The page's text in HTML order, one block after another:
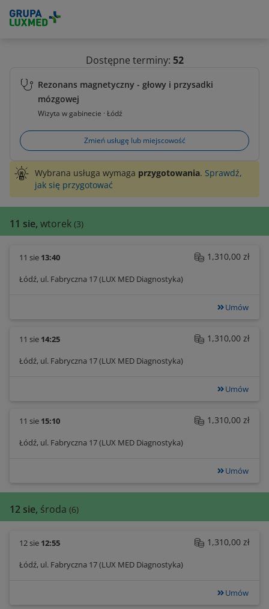
11 sie, wtorek (3)
11 sie 13:40
Łódź, ul. Fabryczna 17 (LUX MED Diagnostyka)
1,310,00 zł
Umów
11 sie 14:25
Łódź, ul. Fabryczna 17 (LUX MED Diagnostyka)
1,310,00 zł
Umów
11 sie 15:10
Łódź, ul. Fabryczna 17 (LUX MED Diagnostyka)
1,310,00 zł
Umów
12 sie, środa (6)
12 sie 12:55
Łódź, ul. Fabryczna 17 (LUX MED Diagnostyka)
1,310,00 zł
Umów
Dostępne terminy: 52
Rezonans magnetyczny - głowy i przysadki
mózgowej
Wizyta w gabinecie · Łódź
Zmień usługę lub miejscowość
Wybrana usługa wymaga przygotowania. Sprawdź,
jak się przygotować